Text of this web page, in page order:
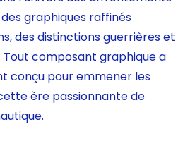
graphiques raffinés
des distinctions guerrières et
Tout composant graphique a
conçu pour emmener les
ère passionnante de